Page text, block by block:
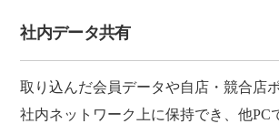
社内データ共有
取り込んだ会員データや自店・競合店
社内ネットワーク上に保持でき、他PC